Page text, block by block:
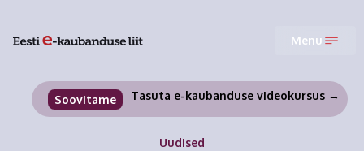
Menu
Soovitame Tasuta e-kaubanduse videokursus →
Uudised